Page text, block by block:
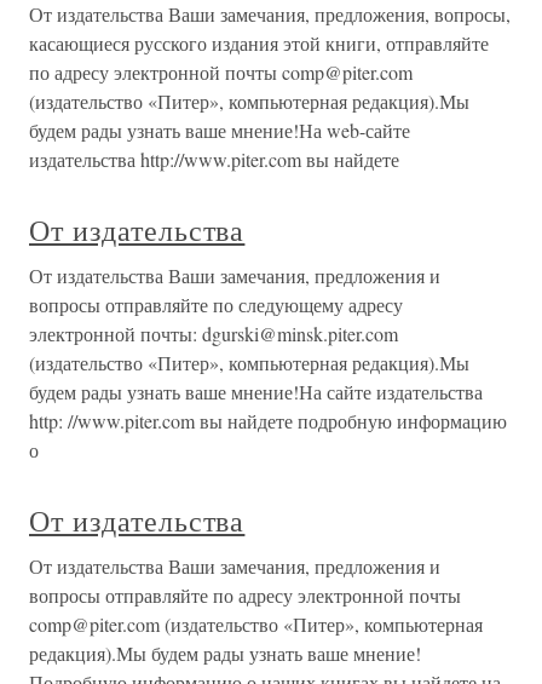
От издательства Ваши замечания, предложения, вопросы,
касающиеся русского издания этой книги, отправляйте
по адресу электронной почты comp@piter.com
(издательство «Питер», компьютерная редакция).Мы
будем рады узнать ваше мнение!На web-сайте
издательства http://www.piter.com вы найдете
От издательства
От издательства Ваши замечания, предложения и
вопросы отправляйте по следующему адресу
электронной почты: dgurski@minsk.piter.com
(издательство «Питер», компьютерная редакция).Мы
будем рады узнать ваше мнение!На сайте издательства
http: //www.piter.com вы найдете подробную информацию
о
От издательства
От издательства Ваши замечания, предложения и
вопросы отправляйте по адресу электронной почты
comp@piter.com (издательство «Питер», компьютерная
редакция).Мы будем рады узнать ваше мнение!